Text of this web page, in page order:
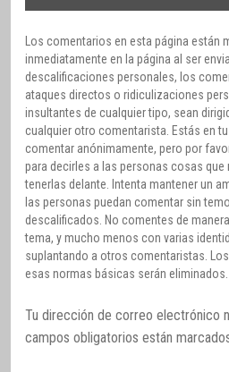
Los comentarios en esta página están
inmediatamente en la página al ser
descalificaciones personales, los
ataques directos o ridiculizaciones
insultantes de cualquier tipo, sean
cualquier otro comentarista. Estás en
comentar anónimamente, pero por
para decirles a las personas cosas que
tenerlas delante. Intenta mantener un
las personas puedan comentar sin
descalificados. No comentes de
tema, y mucho menos con varias
suplantando a otros comentaristas.
esas normas básicas serán eliminados.
Tu dirección de correo electrónico
campos obligatorios están